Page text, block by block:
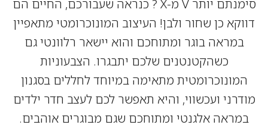
סימנתם יותר V מ-X ? כנראה שעבורכם, החיים הם
כן שחור ולבן! העיצוב המונוכרומטי מתאפיין
בוגר ומתוחכם והוא יישאר רלוונטי גם
כשהקטנטנים שלכם יתבגרו. הצבעוניות
מתאימה במיוחד לחללים בסגנון
ועכשווי, והיא תאפשר לכם לעצב חדר ילדים
אלגנטי ומתוחכם שגם מבוגרים אוהבים.